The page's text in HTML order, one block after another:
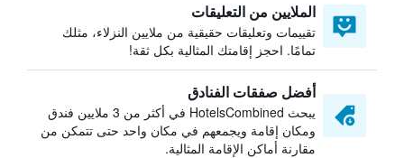
الملايين من التعليقات
تقييمات وتعليقات حقيقية من ملايين النزلاء، مثلك
تمامًا. احجز إقامتك المثالية بكل ثقة!
أفضل صفقات الفنادق
يبحث HotelsCombined في أكثر من 3 ملايين فندق
ومكان إقامة ويجمعهم في مكان واحد حتى تتمكن من
مقارنة أماكن الإقامة المثالية.